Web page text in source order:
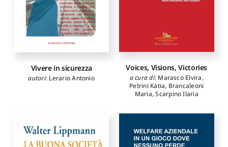
Vivere in sicurezza
autori: Lerario Antonio
Voices, Visions, Victories
a cura di: Marasco Elvira,
Petrini Katia, Brancaleoni
Maria,Scarpino Ilaria